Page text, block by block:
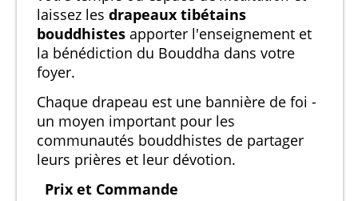
laissez les drapeaux tibétains
bouddhistes apporter l'enseignement et
la bénédiction du Bouddha dans votre
foyer.
Chaque drapeau est une bannière de foi -
un moyen important pour les
communautés bouddhistes de partager
leurs prières et leur dévotion.
Prix et Commande